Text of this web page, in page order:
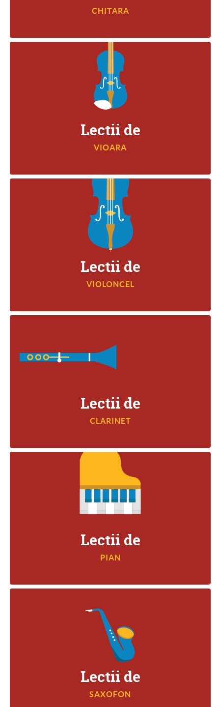
CHITARA
Lectii de
VIOARA
VIOARA
Lectii de
VIOLONCEL
VIOLONCEL
Lectii de
CLARINET
Lectii de
PIAN
Lectii de
SAXOFON
SAXOFON